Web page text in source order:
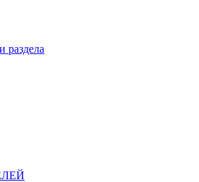
раздела